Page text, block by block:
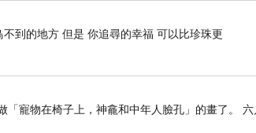
到的地方 但是 你追尋的幸福 可以比珍珠更
「寵物在椅子上，神龕和中年人臉孔」的畫了。 六